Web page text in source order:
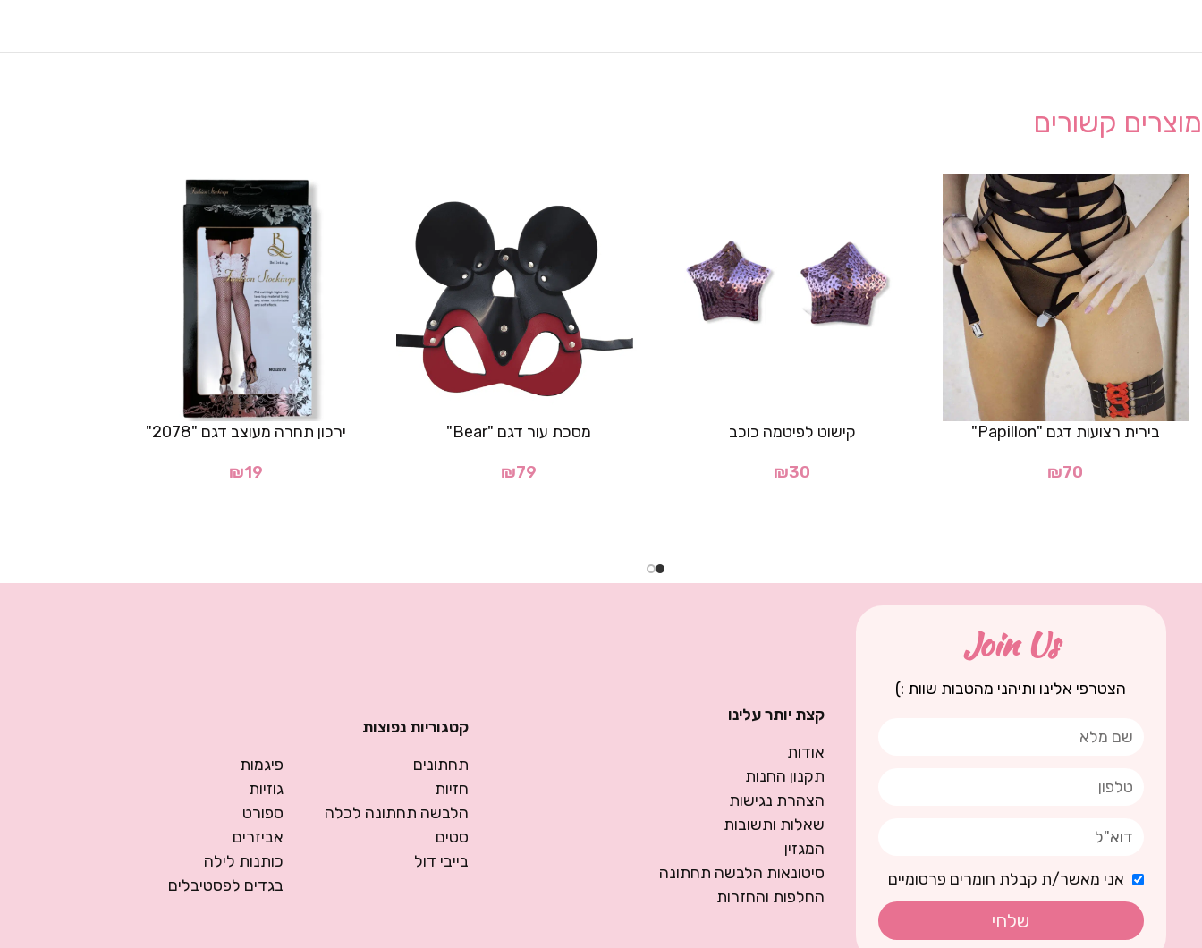
מוצרים קשורים
בירית רצועות דגם "Papillon"
₪70
קישוט לפיטמה כוכב
₪30
מסכת עור דגם "Bear"
₪79
ירכון תחרה מעוצב דגם "2078"
₪19
Join Us
הצטרפי אלינו ותיהני מהטבות שוות :)
אני מאשר/ת קבלת חומרים פרסומיים
שלחי
קצת יותר עלינו
אודות
תקנון החנות
הצהרת נגישות
שאלות ותשובות
המגזין
סיטונאות הלבשה תחתונה
החלפות והחזרות
קטגוריות נפוצות
תחתונים
חזיות
הלבשה תחתונה לכלה
סטים
בייבי דול
פיגמות
גוזיות
ספורט
אביזרים
כותנות לילה
בגדים לפסטיבלים